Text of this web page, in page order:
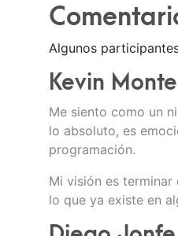
Algunos
Kevin
Me siento como un
lo absoluto, es
programación.
Mi visión es
lo que ya existe en